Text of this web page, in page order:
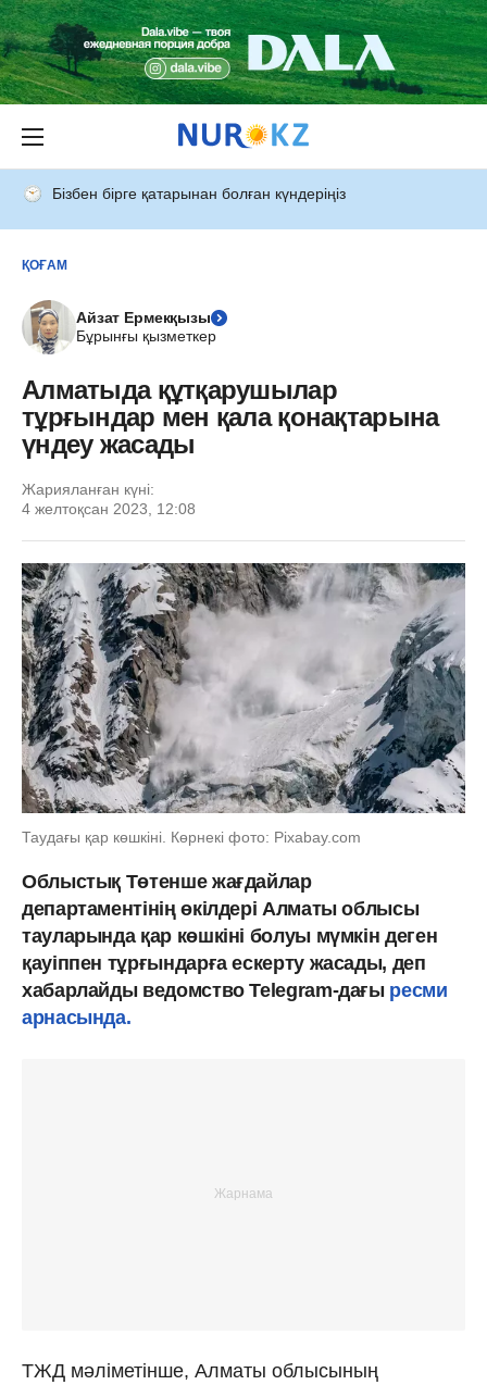
Бізбен бірге қатарынан болған күндеріңіз
ҚОҒАМ
Айзат Ермекқызы
Бұрынғы қызметкер
Алматыда құтқарушылар
тұрғындар мен қала қонақтарына
үндеу жасады
Жарияланған күні:
4 желтоқсан 2023, 12:08
Таудағы қар көшкіні. Көрнекі фото: Рixabay.com
Облыстық Төтенше жағдайлар
департаментінің өкілдері Алматы облысы
тауларында қар көшкіні болуы мүмкін деген
қауіппен тұрғындарға ескерту жасады, деп
хабарлайды ведомство Telegram-дағы ресми
арнасында.
ТЖД мәліметінше, Алматы облысының